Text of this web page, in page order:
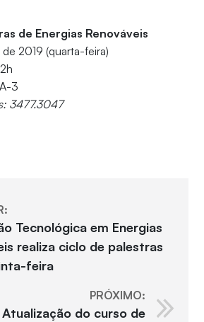
de Energias Renováveis
2019 (quarta-feira)
3
3477.3047
Tecnológica em Energias
realiza ciclo de palestras
feira
PRÓXIMO:
do curso de